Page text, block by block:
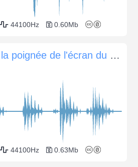
44100Hz 0.60Mb
Grincement de la poignée de l'écran du projecteur
44100Hz 0.63Mb